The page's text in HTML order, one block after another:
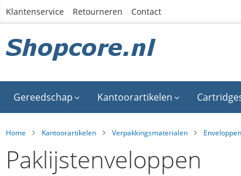
Ga
inhoud
Klantenservice Retourneren Contact
Gereedschap Kantoorartikelen
Home Kantoorartikelen Verpakkingsmaterialen Enveloppen
Paklijstenveloppen